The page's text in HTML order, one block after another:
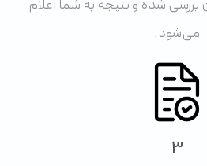
شده و نتیجه به شما اعلام
می‌شود.
3